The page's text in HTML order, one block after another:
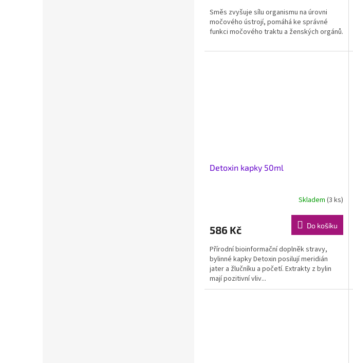
Směs zvyšuje sílu organismu na úrovni
močového ústrojí, pomáhá ke správné
funkci močového traktu a ženských orgánů.
Detoxin kapky 50ml
Skladem (3 ks)
586 Kč Do košíku
Přírodní bioinformační doplněk stravy,
bylinné kapky Detoxin posilují meridián
jater a žlučníku a početí. Extrakty z bylin
mají pozitivní vliv...